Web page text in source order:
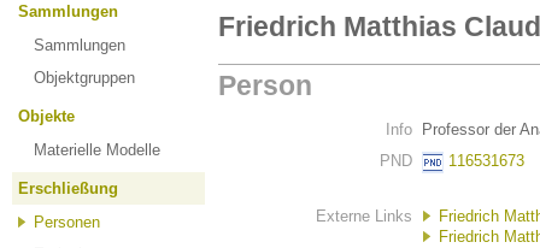
Sammlungen
Sammlungen
Objektgruppen
Objekte
Materielle Modelle
Erschließung
Personen
Friedrich Matthias
Person
Info
Professor der
PND
116531673
Externe Links
Friedrich
Friedrich